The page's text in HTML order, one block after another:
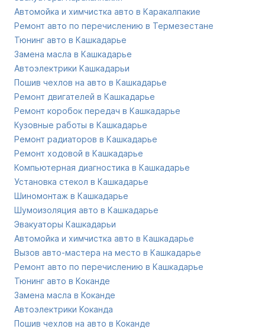
Автомойка и химчистка авто в Каракалпакие
Ремонт авто по перечислению в Термезестане
Тюнинг авто в Кашкадарье
Замена масла в Кашкадарье
Автоэлектрики Кашкадарьи
Пошив чехлов на авто в Кашкадарье
Ремонт двигателей в Кашкадарье
Ремонт коробок передач в Кашкадарье
Кузовные работы в Кашкадарье
Ремонт радиаторов в Кашкадарье
Ремонт ходовой в Кашкадарье
Компьютерная диагностика в Кашкадарье
Установка стекол в Кашкадарье
Шиномонтаж в Кашкадарье
Шумоизоляция авто в Кашкадарье
Эвакуаторы Кашкадарьи
Автомойка и химчистка авто в Кашкадарье
Вызов авто-мастера на место в Кашкадарье
Ремонт авто по перечислению в Кашкадарье
Тюнинг авто в Коканде
Замена масла в Коканде
Автоэлектрики Коканда
Пошив чехлов на авто в Коканде